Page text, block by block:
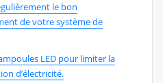
le bon
de votre système de
LED pour limiter la
d’électricité.